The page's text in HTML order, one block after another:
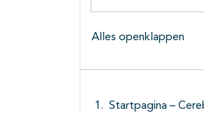
Alles openklappen
Startpagina –